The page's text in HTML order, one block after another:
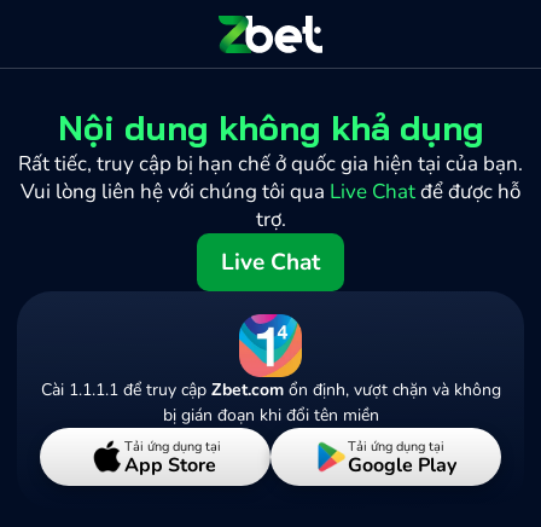
Nội dung không khả dụng
Rất tiếc, truy cập bị hạn chế ở quốc gia hiện tại của bạn.
Vui lòng liên hệ với chúng tôi qua Live Chatđể được hỗ
trợ.
Live Chat
Cài 1.1.1.1 để truy cập Zbet.comổn định, vượt chặn và không
bị gián đoạn khi đổi tên miền
Tải ứng dụng tại
App Store
Tải ứng dụng tại
Google Play